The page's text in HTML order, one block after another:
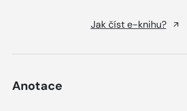
Jak číst e-knihu?
Anotace